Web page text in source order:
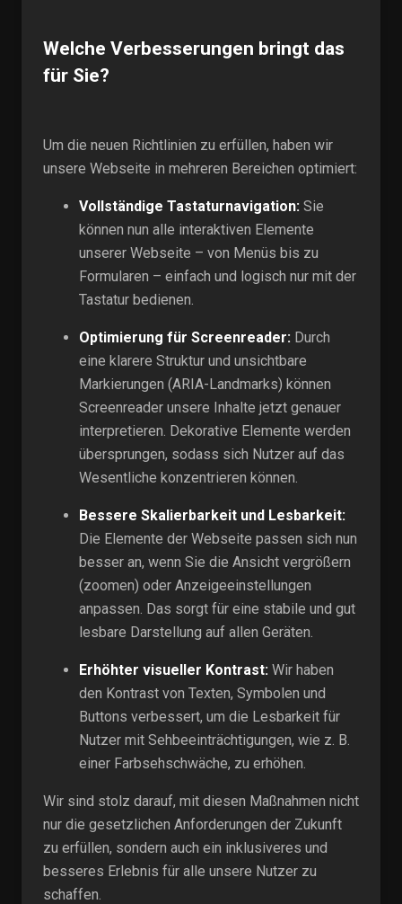
Welche Verbesserungen bringt das
für Sie?
Um die neuen Richtlinien zu erfüllen, haben wir
unsere Webseite in mehreren Bereichen optimiert:
Vollständige Tastaturnavigation: Sie
können nun alle interaktiven Elemente
unserer Webseite – von Menüs bis zu
Formularen – einfach und logisch nur mit der
Tastatur bedienen.
Optimierung für Screenreader: Durch
eine klarere Struktur und unsichtbare
Markierungen (ARIA-Landmarks) können
Screenreader unsere Inhalte jetzt genauer
interpretieren. Dekorative Elemente werden
übersprungen, sodass sich Nutzer auf das
Wesentliche konzentrieren können.
Bessere Skalierbarkeit und Lesbarkeit:
Die Elemente der Webseite passen sich nun
besser an, wenn Sie die Ansicht vergrößern
(zoomen) oder Anzeigeeinstellungen
anpassen. Das sorgt für eine stabile und gut
lesbare Darstellung auf allen Geräten.
Erhöhter visueller Kontrast: Wir haben
den Kontrast von Texten, Symbolen und
Buttons verbessert, um die Lesbarkeit für
Nutzer mit Sehbeeinträchtigungen, wie z. B.
einer Farbsehschwäche, zu erhöhen.
Wir sind stolz darauf, mit diesen Maßnahmen nicht
nur die gesetzlichen Anforderungen der Zukunft
zu erfüllen, sondern auch ein inklusiveres und
besseres Erlebnis für alle unsere Nutzer zu
schaffen.